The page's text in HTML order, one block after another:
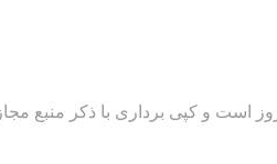
است و کپی برداری با ذکر منبع